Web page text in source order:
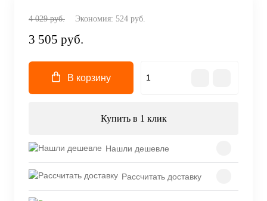
4 029 руб. Экономия: 524 руб.
3 505 руб.
В корзину
Купить в 1 клик
Нашли дешевле
Рассчитать доставку